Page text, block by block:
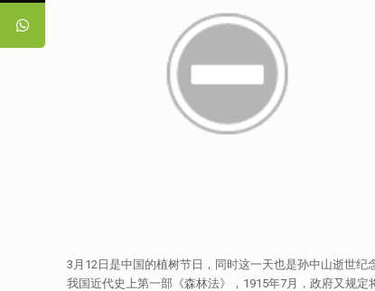
3月12日是中国的植树节日，同时这一天也是孙中山逝世
我国近代史上第一部《森林法》，1915年7月，政府又规定